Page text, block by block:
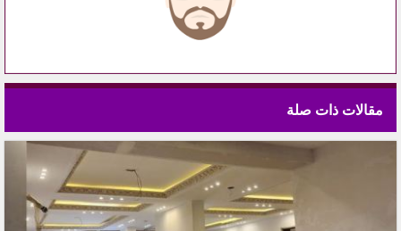
مقالات ذات صلة